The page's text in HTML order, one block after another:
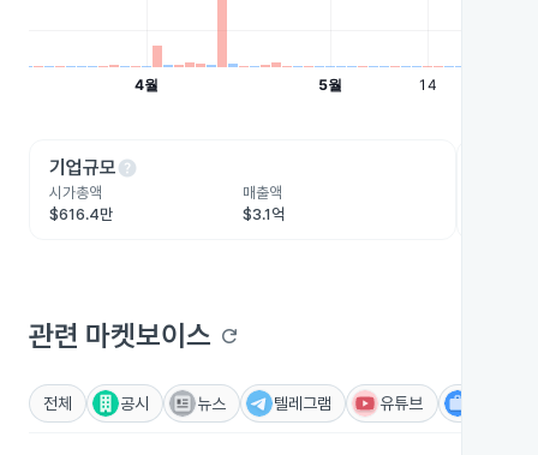
기업규모help
시가총액
$616.4만
매출액
$3.1억
관련 마켓보이스 refresh
전체 공시 뉴스 텔레그램 유튜브